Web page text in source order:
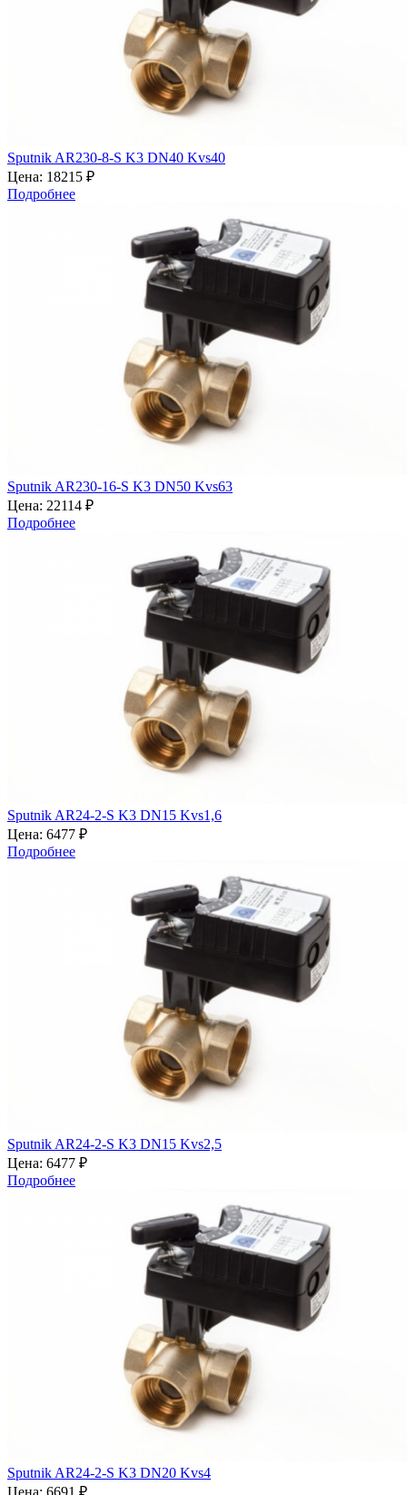
Sputnik AR230-8-S K3 DN40 Kvs40
Цена: 18215 ₽
Подробнее
Sputnik AR230-16-S K3 DN50 Kvs63
Цена: 22114 ₽
Подробнее
Sputnik AR24-2-S K3 DN15 Kvs1,6
Цена: 6477 ₽
Подробнее
Sputnik AR24-2-S K3 DN15 Kvs2,5
Цена: 6477 ₽
Подробнее
Sputnik AR24-2-S K3 DN20 Kvs4
Цена: 6691 ₽